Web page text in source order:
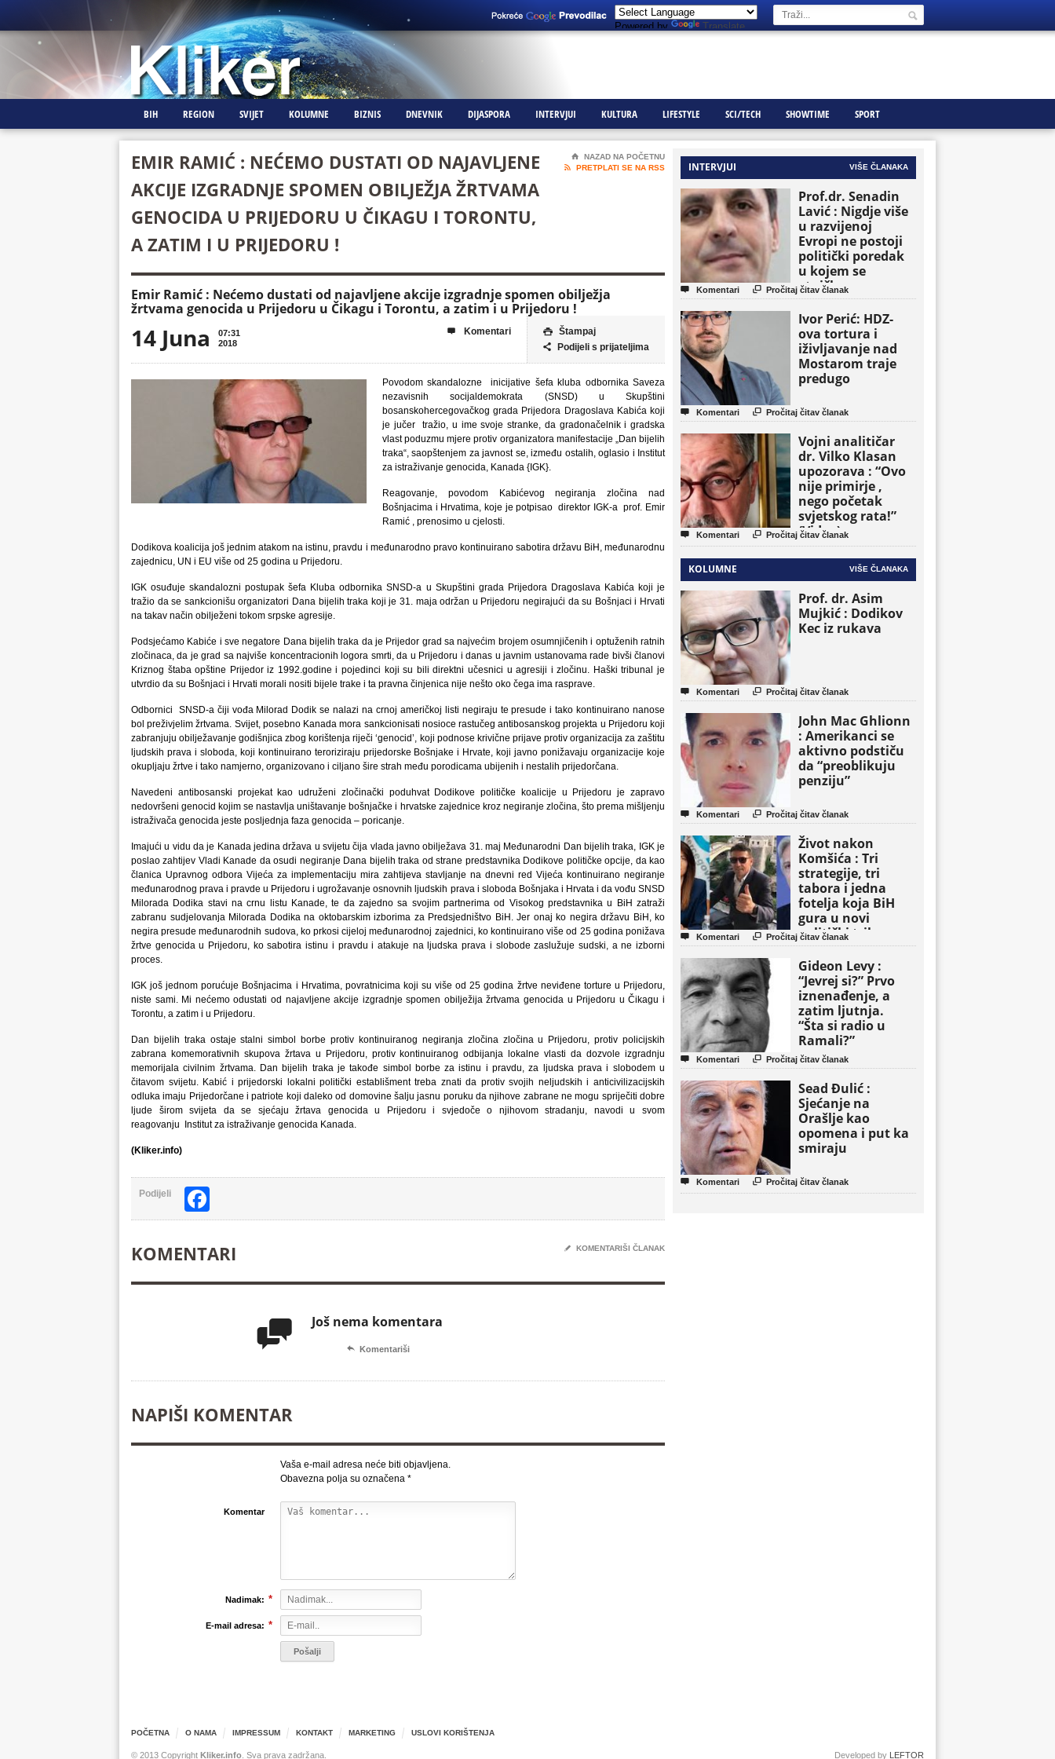
Powered by Translate
BIH REGION SVIJET KOLUMNE BIZNIS DNEVNIK DIJASPORA INTERVJUI KULTURA LIFESTYLE SCI/TECH SHOWTIME SPORT
EMIR RAMIĆ : NEĆEMO DUSTATI OD NAJAVLJENE
AKCIJE IZGRADNJE SPOMEN OBILJEŽJA ŽRTVAMA
GENOCIDA U PRIJEDORU U ČIKAGU I TORONTU,
A ZATIM I U PRIJEDORU !
⌂
NAZAD NA POČETNU

PRETPLATI SE NA RSS
Emir Ramić : Nećemo dustati od najavljene akcije izgradnje spomen obilježja
žrtvama genocida u Prijedoru u Čikagu i Torontu, a zatim i u Prijedoru !
14 Juna
07:31
2018
 Štampaj
 Podijeli s prijateljima
 Komentari
Povodom skandalozne inicijative šefa kluba odbornika Saveza
nezavisnih socijaldemokrata (SNSD) u Skupštini
bosanskohercegovačkog grada Prijedora Dragoslava Kabića koji
je jučer tražio, u ime svoje stranke, da gradonačelnik i gradska
vlast poduzmu mjere protiv organizatora manifestacije „Dan bijelih
traka“, saopštenjem za javnost se, između ostalih, oglasio i Institut
za istraživanje genocida, Kanada {IGK}.
Reagovanje, povodom Kabićevog negiranja zločina nad
Bošnjacima i Hrvatima, koje je potpisao direktor IGK-a prof. Emir
Ramić , prenosimo u cjelosti.
Dodikova koalicija još jednim atakom na istinu, pravdu i međunarodno pravo kontinuirano sabotira državu BiH, međunarodnu
zajednicu, UN i EU više od 25 godina u Prijedoru.
IGK osuđuje skandalozni postupak šefa Kluba odbornika SNSD-a u Skupštini grada Prijedora Dragoslava Kabića koji je
tražio da se sankcionišu organizatori Dana bijelih traka koji je 31. maja održan u Prijedoru negirajući da su Bošnjaci i Hrvati
na takav način obilježeni tokom srpske agresije.
Podsjećamo Kabiće i sve negatore Dana bijelih traka da je Prijedor grad sa najvećim brojem osumnjičenih i optuženih ratnih
zločinaca, da je grad sa najviše koncentracionih logora smrti, da u Prijedoru i danas u javnim ustanovama rade bivši članovi
Kriznog štaba opštine Prijedor iz 1992.godine i pojedinci koji su bili direktni učesnici u agresiji i zločinu. Haški tribunal je
utvrdio da su Bošnjaci i Hrvati morali nositi bijele trake i ta pravna činjenica nije nešto oko čega ima rasprave.
Odbornici SNSD-a čiji vođa Milorad Dodik se nalazi na crnoj američkoj listi negiraju te presude i tako kontinuirano nanose
bol preživjelim žrtvama. Svijet, posebno Kanada mora sankcionisati nosioce rastučeg antibosanskog projekta u Prijedoru koji
zabranjuju obilježavanje godišnjica zbog korištenja riječi ‘genocid’, koji podnose krivične prijave protiv organizacija za zaštitu
ljudskih prava i sloboda, koji kontinuirano teroriziraju prijedorske Bošnjake i Hrvate, koji javno ponižavaju organizacije koje
okupljaju žrtve i tako namjerno, organizovano i ciljano šire strah među porodicama ubijenih i nestalih prijedorčana.
Navedeni antibosanski projekat kao udruženi zločinački poduhvat Dodikove političke koalicije u Prijedoru je zapravo
nedovršeni genocid kojim se nastavlja uništavanje bošnjačke i hrvatske zajednice kroz negiranje zločina, što prema mišljenju
istraživača genocida jeste posljednja faza genocida – poricanje.
Imajući u vidu da je Kanada jedina država u svijetu čija vlada javno obilježava 31. maj Međunarodni Dan bijelih traka, IGK je
poslao zahtijev Vladi Kanade da osudi negiranje Dana bijelih traka od strane predstavnika Dodikove političke opcije, da kao
članica Upravnog odbora Vijeća za implementaciju mira zahtijeva stavljanje na dnevni red Vijeća kontinuirano negiranje
međunarodnog prava i pravde u Prijedoru i ugrožavanje osnovnih ljudskih prava i sloboda Bošnjaka i Hrvata i da vođu SNSD
Milorada Dodika stavi na crnu listu Kanade, te da zajedno sa svojim partnerima od Visokog predstavnika u BiH zatraži
zabranu sudjelovanja Milorada Dodika na oktobarskim izborima za Predsjedništvo BiH. Jer onaj ko negira državu BiH, ko
negira presude međunarodnih sudova, ko prkosi cijeloj međunarodnoj zajednici, ko kontinuirano više od 25 godina ponižava
žrtve genocida u Prijedoru, ko sabotira istinu i pravdu i atakuje na ljudska prava i slobode zaslužuje sudski, a ne izborni
proces.
IGK još jednom porućuje Bošnjacima i Hrvatima, povratnicima koji su više od 25 godina žrtve neviđene torture u Prijedoru,
niste sami. Mi nećemo odustati od najavljene akcije izgradnje spomen obilježija žrtvama genocida u Prijedoru u Čikagu i
Torontu, a zatim i u Prijedoru.
Dan bijelih traka ostaje stalni simbol borbe protiv kontinuiranog negiranja zločina zločina u Prijedoru, protiv policijskih
zabrana komemorativnih skupova žrtava u Prijedoru, protiv kontinuiranog odbijanja lokalne vlasti da dozvole izgradnju
memorijala civilnim žrtvama. Dan bijelih traka je takođe simbol borbe za istinu i pravdu, za ljudska prava i slobodem u
čitavom svijetu. Kabić i prijedorski lokalni politički establišment treba znati da protiv svojih neljudskih i anticivilizacijskih
odluka imaju Prijedorčane i patriote koji daleko od domovine šalju jasnu poruku da njihove zabrane ne mogu spriječiti dobre
ljude širom svijeta da se sjećaju žrtava genocida u Prijedoru i svjedoče o njihovom stradanju, navodi u svom
reagovanju Institut za istraživanje genocida Kanada.
(Kliker.info)
Podijeli
KOMENTARI ✎ KOMENTARIŠI ČLANAK
 Još nema komentara
 Komentariši
NAPIŠI KOMENTAR
Vaša e-mail adresa neće biti objavljena.
Obavezna polja su označena *
Komentar
Nadimak: *
E-mail adresa: *
INTERVJUI VIŠE ČLANAKA
Prof.dr. Senadin
Lavić : Nigdje više
u razvijenoj
Evropi ne postoji
politički poredak
u kojem se
etničke grupe
pojavljuju kao
osnovne političke
jedinice
 Komentari  Pročitaj čitav članak
Ivor Perić: HDZ-
ova tortura i
iživljavanje nad
Mostarom traje
predugo
 Komentari  Pročitaj čitav članak
Vojni analitičar
dr. Vilko Klasan
upozorava : “Ovo
nije primirje ,
nego početak
svjetskog rata!”
(Video)
 Komentari  Pročitaj čitav članak
KOLUMNE VIŠE ČLANAKA
Prof. dr. Asim
Mujkić : Dodikov
Kec iz rukava
 Komentari  Pročitaj čitav članak
John Mac Ghlionn
: Amerikanci se
aktivno podstiču
da “preoblikuju
penziju”
 Komentari  Pročitaj čitav članak
Život nakon
Komšića : Tri
strategije, tri
tabora i jedna
fotelja koja BiH
gura u novi
politički triler
 Komentari  Pročitaj čitav članak
Gideon Levy :
“Jevrej si?” Prvo
iznenađenje, a
zatim ljutnja.
“Šta si radio u
Ramali?”
 Komentari  Pročitaj čitav članak
Sead Đulić :
Sjećanje na
Orašlje kao
opomena i put ka
smiraju
 Komentari  Pročitaj čitav članak
POČETNA O NAMA IMPRESSUM KONTAKT MARKETING USLOVI KORIŠTENJA
© 2013 Copyright Kliker.info . Sva prava zadržana. Developed by LEFTOR